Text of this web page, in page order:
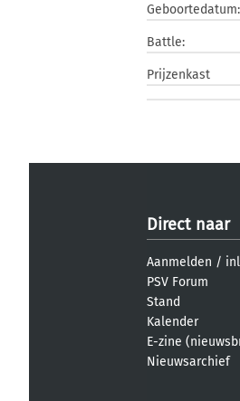
Geboortedatum:
Battle:
Prijzenkast
Direct naar
Aanmelden /
PSV Forum
Stand
Kalender
E-zine
Nieuwsarchief